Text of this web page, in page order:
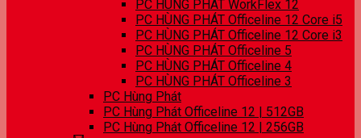
PC HÙNG PHÁT WorkFlex 12
PC HÙNG PHÁT Officeline 12 Core i5
PC HÙNG PHÁT Officeline 12 Core i3
PC HÙNG PHÁT Officeline 5
PC HÙNG PHÁT Officeline 4
PC HÙNG PHÁT Officeline 3
PC Hùng Phát
PC Hùng Phát Officeline 12 | 512GB
PC Hùng Phát Officeline 12 | 256GB